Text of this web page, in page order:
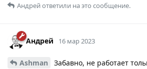
Андрейответили на это сообщение.
Андрей 16 мар 2023
Ashman
Забавно, не работает